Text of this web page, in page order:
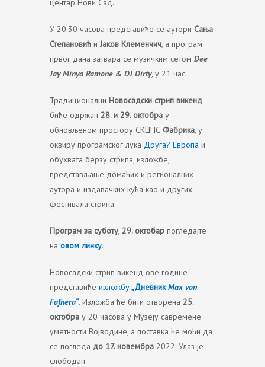
центар Нови Сад.
У 20.30 часова представиће се аутори Сања
Степановић и Јаков Клеменчич, а програм
првог дана затвара се музичким сетом Dee
Jay Minya Ramone & DJ Dirty, у 21 час.
Традиционални Новосадски стрип викенд
биће одржан 28. и 29. октобра у
обновљеном простору СКЦНС Фабрика, у
оквиру програмског лука Друга? Европа и
обухвата берзу стрипа, изложбе,
представљање домаћих и регионалних
аутора и издавачких кућа као и других
фестивала стрипа.
Програм за суботу, 29. октобар погледајте
на овом линку.
Новосадски стрип викенд ове године
представиће изложбу„ДневникMax von
Fafnera“. Изложба ће бити отворена 25.
октобра у 20 часова у Музеју савремене
уметности Војводине, а поставка ће моћи да
се погледа до 17. новембра 2022. Улаз је
слободан.